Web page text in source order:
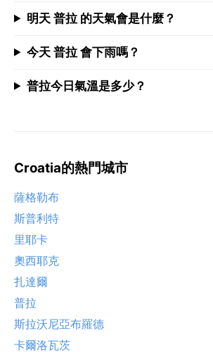
明天 普拉 的天氣會是什麼？
今天 普拉 會下雨嗎？
普拉今日氣溫是多少？
Croatia的熱門城市
薩格勒布
斯普利特
里耶卡
奧西耶克
扎達爾
普拉
斯拉沃尼亞布羅德
卡爾洛瓦茨